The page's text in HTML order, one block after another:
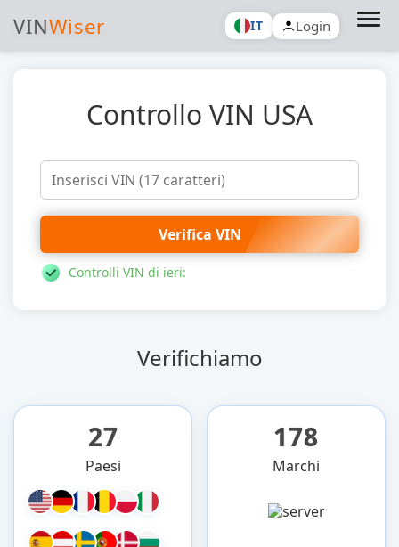
VINWiser IT Login
Controllo VIN USA
Verifica VIN
Controlli VIN di ieri:
Verifichiamo
27
Paesi
178
Marchi